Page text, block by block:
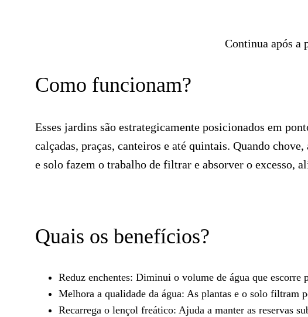
Continua após a
Como funcionam?
Esses jardins são estrategicamente posicionados em
calçadas, praças, canteiros e até quintais. Quando
e solo fazem o trabalho de filtrar e absorver o excesso,
Quais os benefícios?
Reduz enchentes: Diminui o volume de água que escorre
Melhora a qualidade da água: As plantas e o solo filtram
Recarrega o lençol freático: Ajuda a manter as reservas